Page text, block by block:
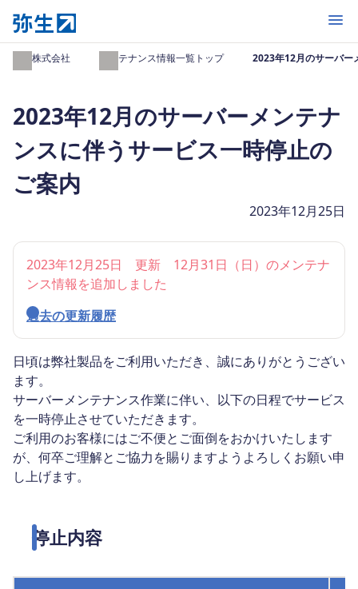
開く
弥生株式会社 メンテナンス情報一覧トップ 2023年12月のサーバー
2023年12月のサーバーメンテナ
ンスに伴うサービス一時停止の
ご案内
2023年12月25日
2023年12月25日 更新 12月31日（日）のメンテナ
ンス情報を追加しました
過去の更新履歴
日頃は弊社製品をご利用いただき、誠にありがとうござい
ます。
サーバーメンテナンス作業に伴い、以下の日程でサービス
を一時停止させていただきます。
ご利用のお客様にはご不便とご面倒をおかけいたします
が、何卒ご理解とご協力を賜りますようよろしくお願い申
し上げます。
停止内容